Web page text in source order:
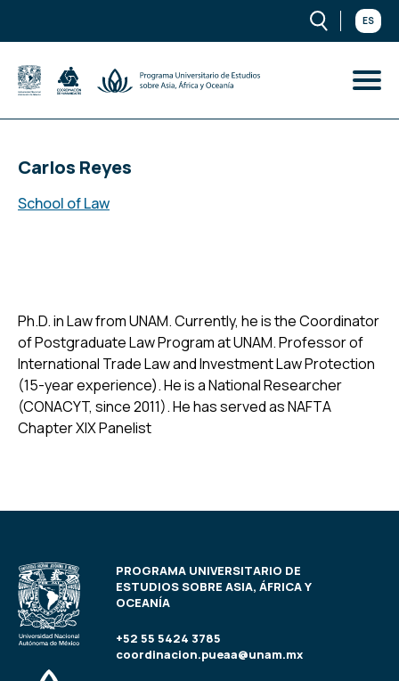
ES
Carlos Reyes
School of Law
Ph.D. in Law from UNAM. Currently, he is the Coordinator
of Postgraduate Law Program at UNAM. Professor of
International Trade Law and Investment Law Protection
(15-year experience). He is a National Researcher
(CONACYT, since 2011). He has served as NAFTA
Chapter XIX Panelist
PROGRAMA UNIVERSITARIO DE
ESTUDIOS SOBRE ASIA, ÁFRICA Y
OCEANÍA
+52 55 5424 3785
coordinacion.pueaa@unam.mx